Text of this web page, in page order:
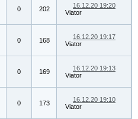
0 202
16.12.20 19:20
Viator
0 168
16.12.20 19:17
Viator
0 169
16.12.20 19:13
Viator
0 173
16.12.20 19:10
Viator